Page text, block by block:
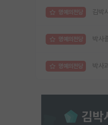
명예의전당 김박
명예의전당 박사
명예의전당 박사